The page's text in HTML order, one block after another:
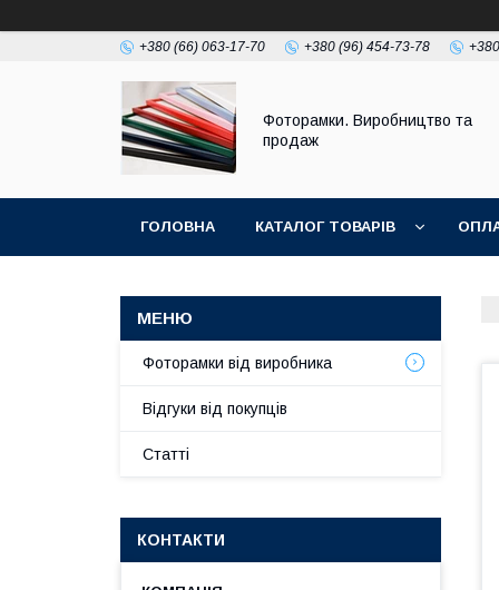
+380 (66) 063-17-70 +380 (96) 454-73-78
Фоторамки. Виробництво та
продаж
ГОЛОВНА КАТАЛОГ ТОВАРІВ
Фоторамки від виробника
Відгуки від покупців
Статті
КОНТАКТИ